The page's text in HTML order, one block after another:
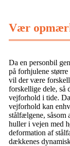
Vær
Da en personbil
på forhjulene
vil der være
forskellige dele, så
vejforhold i tide.
vejforhold kan
stålfælgene, såsom
huller i vejen med
deformation af
dækkenes